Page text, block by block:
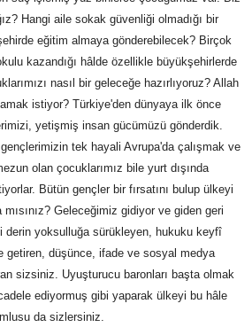
Hangi aile sokak güvenliği olmadığı bir
eğitim almaya gönderebilecek? Birçok
kazandığı hâlde özellikle büyükşehirlerde
nasıl bir geleceğe hazırlıyoruz? Allah
istiyor? Türkiye'den dünyaya ilk önce
yetişmiş insan gücümüzü gönderdik.
tek hayali Avrupa'da çalışmak ve
olan çocuklarımız bile yurt dışında
Bütün gençler bir fırsatını bulup ülkeyi
Geleceğimiz gidiyor ve giden geri
derin yoksulluğa sürükleyen, hukuku keyfî
getiren, düşünce, ifade ve sosyal medya
sizsiniz. Uyuşturucu baronları başta olmak
ediyormuş gibi yaparak ülkeyi bu hâle
da sizlersiniz.